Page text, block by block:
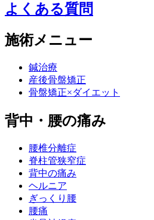
よくある質問
施術メニュー
鍼治療
産後骨盤矯正
骨盤矯正×ダイエット
背中・腰の痛み
腰椎分離症
脊柱管狭窄症
背中の痛み
ヘルニア
ぎっくり腰
腰痛